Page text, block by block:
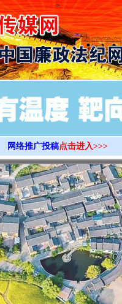
>
网络推广投稿点击进入>>>